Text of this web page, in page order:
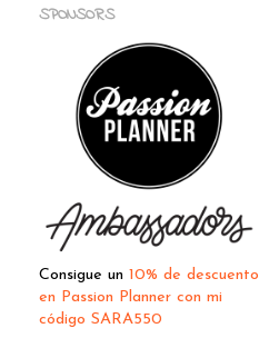
SPONSORS
Consigue un 10% de descuento
en Passion Planner con mi
código SARA550